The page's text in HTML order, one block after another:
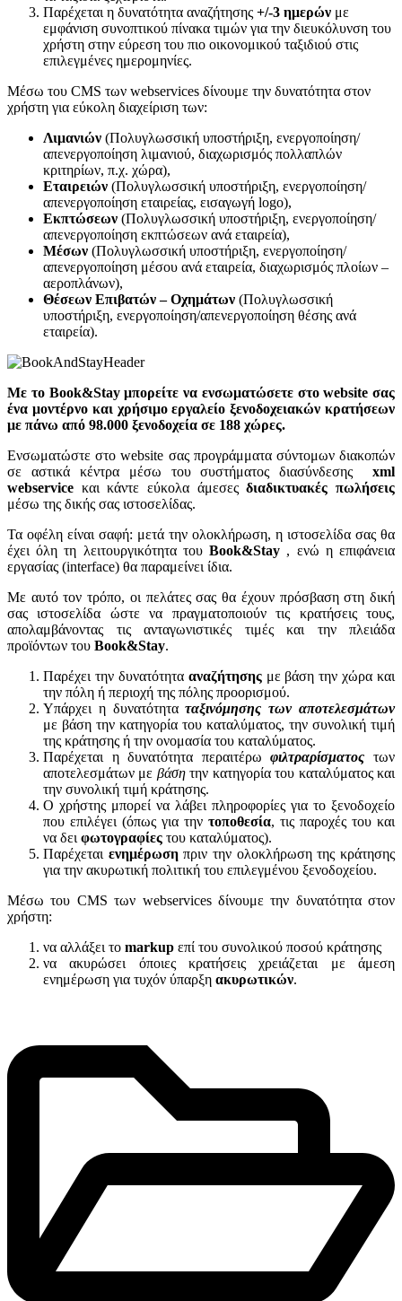
Παρέχεται η δυνατότητα αναζήτησης +/-3 ημερών με
εμφάνιση συνοπτικού πίνακα τιμών για την διευκόλυνση του
χρήστη στην εύρεση του πιο οικονομικού ταξιδιού στις
επιλεγμένες ημερομηνίες.
Μέσω του CMS των webservices δίνουμε την δυνατότητα στον
χρήστη για εύκολη διαχείριση των:
Λιμανιών (Πολυγλωσσική υποστήριξη, ενεργοποίηση/
απενεργοποίηση λιμανιού, διαχωρισμός πολλαπλών
κριτηρίων, π.χ. χώρα),
Εταιρειών (Πολυγλωσσική υποστήριξη, ενεργοποίηση/
απενεργοποίηση εταιρείας, εισαγωγή logo),
Εκπτώσεων (Πολυγλωσσική υποστήριξη, ενεργοποίηση/
απενεργοποίηση εκπτώσεων ανά εταιρεία),
Μέσων (Πολυγλωσσική υποστήριξη, ενεργοποίηση/
απενεργοποίηση μέσου ανά εταιρεία, διαχωρισμός πλοίων –
αεροπλάνων),
Θέσεων Επιβατών – Οχημάτων (Πολυγλωσσική
υποστήριξη, ενεργοποίηση/απενεργοποίηση θέσης ανά
εταιρεία).
Με το Book&Stay μπορείτε να ενσωματώσετε στο website σας
ένα μοντέρνο και χρήσιμο εργαλείο ξενοδοχειακών κρατήσεων
με πάνω από 98.000 ξενοδοχεία σε 188 χώρες.
Ενσωματώστε στο website σας προγράμματα σύντομων διακοπών
σε αστικά κέντρα μέσω του συστήματος διασύνδεσης
xml
webservice και κάντε εύκολα άμεσεςδιαδικτυακές πωλήσεις
μέσω της δικής σας ιστοσελίδας.
Τα οφέλη είναι σαφή: μετά την ολοκλήρωση, η ιστοσελίδα σας θα
έχει όλη τη λειτουργικότητα τουBook&Stay , ενώ η επιφάνεια
εργασίας (interface) θα παραμείνει ίδια.
Με αυτό τον τρόπο, οι πελάτες σας θα έχουν πρόσβαση στη δική
σας ιστοσελίδα ώστε να πραγματοποιούν τις κρατήσεις τους,
απολαμβάνοντας τις ανταγωνιστικές τιμές και την πλειάδα
προϊόντων του Book&Stay.
Παρέχει την δυνατότητα αναζήτησης με βάση την χώρα και
την πόλη ή περιοχή της πόλης προορισμού.
Υπάρχει η δυνατότηταταξινόμησης των αποτελεσμάτων
με βάση την κατηγορία του καταλύματος, την συνολική τιμή
της κράτησης ή την ονομασία του καταλύματος.
Παρέχεται η δυνατότητα περαιτέρωφιλτραρίσματος των
αποτελεσμάτων με βάσητην κατηγορία του καταλύματος και
την συνολική τιμή κράτησης.
Ο χρήστης μπορεί να λάβει πληροφορίες για το ξενοδοχείο
που επιλέγει (όπως για την τοποθεσία, τις παροχές του και
να δει φωτογραφίες του καταλύματος).
Παρέχεται ενημέρωσηπριν την ολοκλήρωση της κράτησης
για την ακυρωτική πολιτική του επιλεγμένου ξενοδοχείου.
Μέσω του CMS των webservices δίνουμε την δυνατότητα στον
χρήστη:
να αλλάξει το markup επί του συνολικού ποσού κράτησης
να ακυρώσει όποιες κρατήσεις χρειάζεται με άμεση
ενημέρωση για τυχόν ύπαρξη ακυρωτικών.